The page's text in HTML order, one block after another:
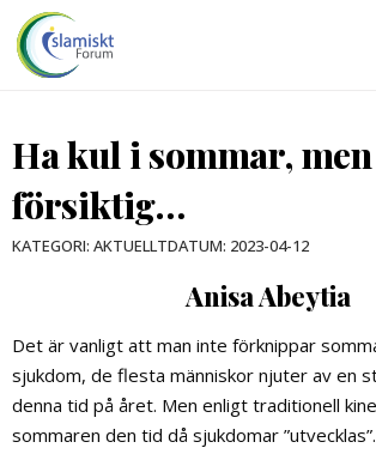
Ha kul i sommar,
försiktig…
KATEGORI: AKTUELLTDATUM: 2023-04-12
Anisa Abeytia
Det är vanligt att man inte förknippar
sjukdom, de flesta människor njuter av en
denna tid på året. Men enligt traditionell
sommaren den tid då sjukdomar ”utvecklas”.